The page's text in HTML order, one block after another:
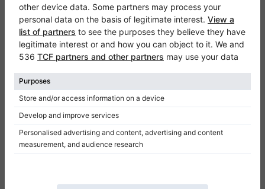
Klaviano
Częste pytania
Kontakt
O nas
Dodaj opinie
Regulamin